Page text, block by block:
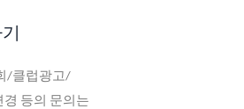
/클럽광고/
등의 문의는